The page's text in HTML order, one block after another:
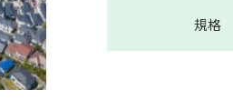
規格